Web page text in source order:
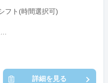
フト(時間選択可)
詳細を見る